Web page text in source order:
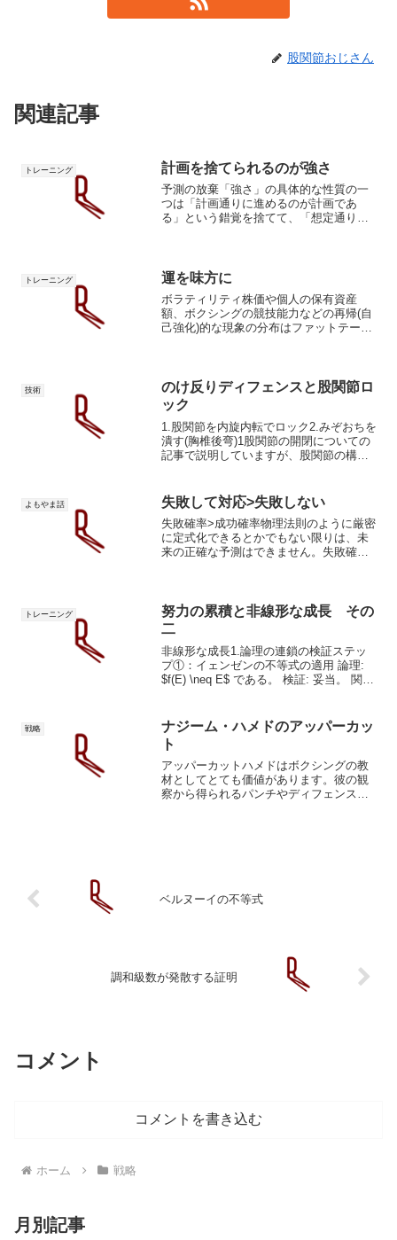
股関節おじさん
関連記事
トレーニング 計画を捨てられるのが強さ
予測の放棄「強さ」の具体的な性質の一
つは「計画通りに進めるのが計画であ
る」という錯覚を捨てて、「想定通りに
上がる程、想定外は起こりま...
トレーニング 運を味方に
ボラティリティ株価や個人の保有資産
額、ボクシングの競技能力などの再帰(自
己強化)的な現象の分布はファットテール
し、正規分布で...
技術
のけ反りディフェンスと股関節ロ
ック
1.股関節を内旋内転でロック2.みぞおちを
潰す(胸椎後弯)1股関節の開閉についての
記事で説明していますが、股関節の構造
と推察できます。言葉としては三軸に定
義されているだ...
よもやま話 失敗して対応>失敗しない
失敗確率>成功確率物理法則のように厳密
に定式化できるとかでもない限りは、未
来の正確な予測はできません。失敗確率>
定式化できません。だ...
トレーニング
努力の累積と非線形な成長 その
二
非線形な成長1.論理の連鎖の検証ステッ
プ①：イェンゼンの不等式の適用 論理:
$f(E) \neq E$ である。 検証: 妥当。 関数
ず乖離します。ステップ②：認知負...
戦略
ナジーム・ハメドのアッパーカッ
ト
アッパーカットハメドはボクシングの教
材としてとても価値があります。彼の観
察から得られるパンチやディフェンス、
ベルヌーイの不等式
調和級数が発散する証明
コメント
コメントを書き込む
ホーム 戦略
月別記事